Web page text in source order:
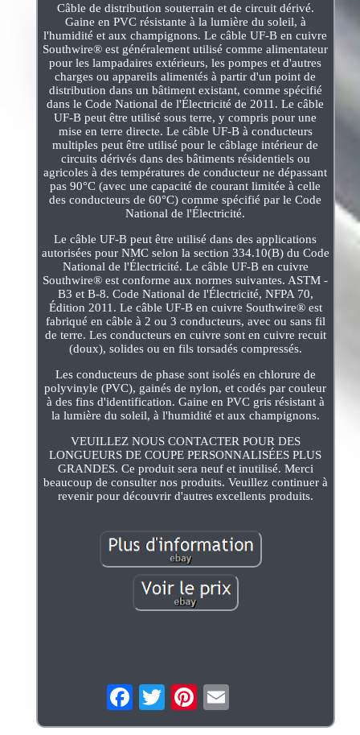
Câble de distribution souterrain et de circuit dérivé.
Gaine en PVC résistante à la lumière du soleil, à
l'humidité et aux champignons. Le câble UF-B en cuivre
Southwire® est généralement utilisé comme alimentateur
pour les lampadaires extérieurs, les pompes et d'autres
charges ou appareils alimentés à partir d'un point de
distribution dans un bâtiment existant, comme spécifié
dans le Code National de l'Électricité de 2011. Le câble
UF-B peut être utilisé sous terre, y compris pour une
mise en terre directe. Le câble UF-B à conducteurs
multiples peut être utilisé pour le câblage intérieur de
circuits dérivés dans des bâtiments résidentiels ou
agricoles à des températures de conducteur ne dépassant
pas 90°C (avec une capacité de courant limitée à celle
des conducteurs de 60°C) comme spécifié par le Code
National de l'Électricité.
Le câble UF-B peut être utilisé dans des applications
autorisées pour NMC selon la section 334.10(B) du Code
National de l'Électricité. Le câble UF-B en cuivre
Southwire® est conforme aux normes suivantes. ASTM -
B3 et B-8. Code National de l'Électricité, NFPA 70,
Édition 2011. Le câble UF-B en cuivre Southwire® est
fabriqué en câble à 2 ou 3 conducteurs, avec ou sans fil
de terre. Les conducteurs en cuivre sont en cuivre recuit
(doux), solides ou en fils torsadés compressés.
Les conducteurs de phase sont isolés en chlorure de
polyvinyle (PVC), gainés de nylon, et codés par couleur
à des fins d'identification. Gaine en PVC gris résistant à
la lumière du soleil, à l'humidité et aux champignons.
VEUILLEZ NOUS CONTACTER POUR DES
LONGUEURS DE COUPE PERSONNALISÉES PLUS
GRANDES. Ce produit sera neuf et inutilisé. Merci
beaucoup de consulter nos produits. Veuillez continuer à
revenir pour découvrir d'autres excellents produits.